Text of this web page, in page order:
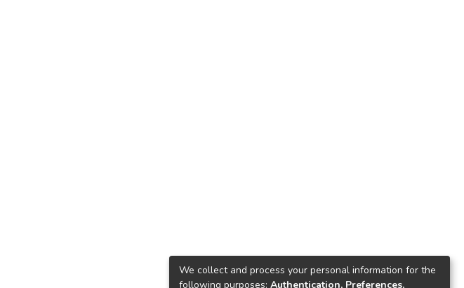
We collect and process your personal information for the
following purposes: Authentication, Preferences,